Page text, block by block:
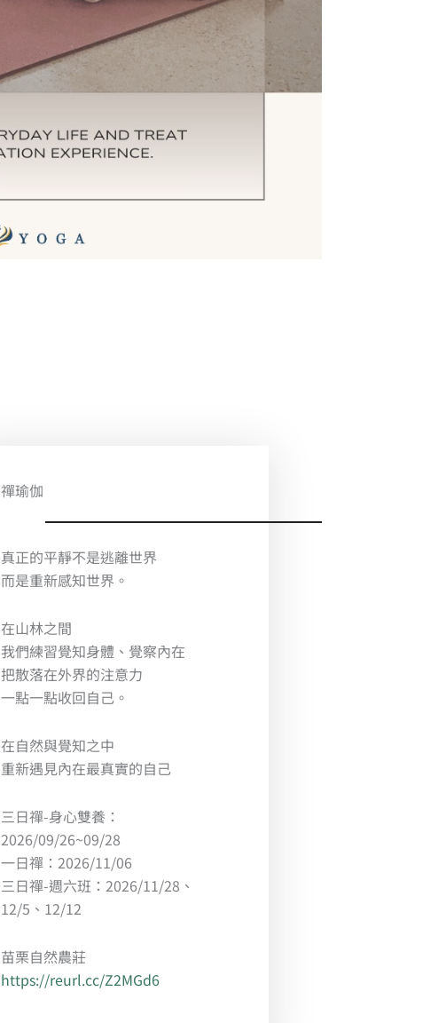
禪瑜伽
真正的平靜不是逃離世界
而是重新感知世界。
在山林之間
我們練習覺知身體、覺察內在
把散落在外界的注意力
一點一點收回自己。
在自然與覺知之中
重新遇見內在最真實的自己
三日禪-身心雙養：
2026/09/26~09/28
一日禪：2026/11/06
三日禪-週六班：2026/11/28、
12/5、12/12
苗栗自然農莊
https://reurl.cc/Z2MGd6